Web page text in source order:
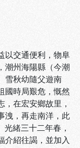
以交通便利，物阜
潮州海陽縣（今潮
雪秋幼隨父遊南
國時局艱危，慨然
在宏安鄉故里，
洩，再走南洋，此
緒三十二年春，
介紹往謁，並加入